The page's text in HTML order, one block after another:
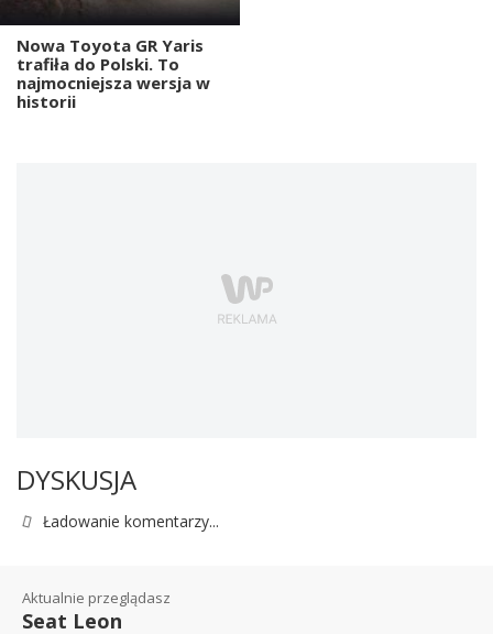
Nowa Toyota GR Yaris
trafiła do Polski. To
najmocniejsza wersja w
historii
DYSKUSJA
Ładowanie komentarzy...
Aktualnie przeglądasz
Seat Leon